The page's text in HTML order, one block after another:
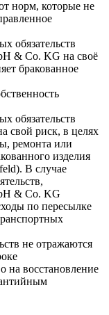
норм, которые не
обязательств
& Со. KG на своё
бракованное
обязательств
свой риск, в целях
ремонта или
изделия
В случае
& Со. KG
по пересылке
не отражаются
на восстановление